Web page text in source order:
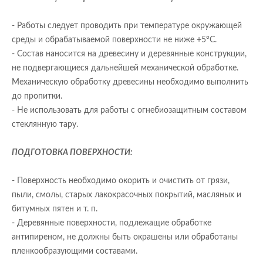
- Работы следует проводить при температуре окружающей
среды и обрабатываемой поверхности не ниже +5°С.
- Состав наносится на древесину и деревянные конструкции,
не подвергающиеся дальнейшей механической обработке.
Механическую обработку древесины необходимо выполнить
до пропитки.
- Не использовать для работы с огнебиозащитным составом
стеклянную тару.
ПОДГОТОВКА ПОВЕРХНОСТИ:
- Поверхность необходимо окорить и очистить от грязи,
пыли, смолы, старых лакокрасочных покрытий, масляных и
битумных пятен и т. п.
- Деревянные поверхности, подлежащие обработке
антипиреном, не должны быть окрашены или обработаны
пленкообразующими составами.